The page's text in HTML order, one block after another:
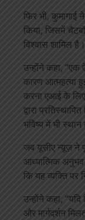
फिर भी, कुमागाई
किया, जिसमें
विश्वास शामिल है।
उन्होंने कहा,
कारण आत्महत्या
करना एआई के
द्वारा
भविष्य में भी स्थान
जब यूसीए न्यूज़ ने
आध्यात्मिक
कि यह व्यक्ति पर
उन्होंने कहा,
और मार्गदर्शन